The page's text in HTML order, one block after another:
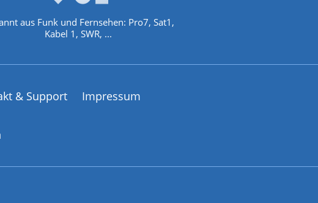
aus Funk und Fernsehen: Pro7, Sat1,
Kabel 1, SWR, ...
& Support Impressum